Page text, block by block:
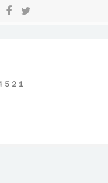
５２１